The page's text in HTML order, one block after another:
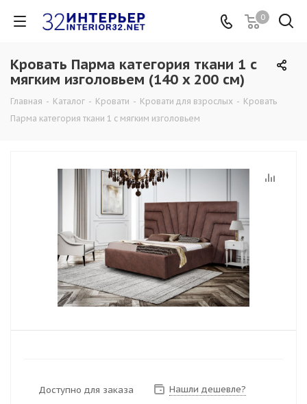
0
Кровать Парма категория ткани 1 с
мягким изголовьем (140 x 200 см)
Главная - Каталог - Кровати - Кровати для взрослых - Кровать
Парма категория ткани 1 с мягким изголовьем
Доступно для заказа
Нашли дешевле?